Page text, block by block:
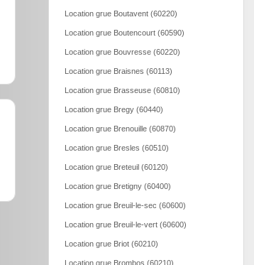
Location grue Boutavent (60220)
Location grue Boutencourt (60590)
Location grue Bouvresse (60220)
Location grue Braisnes (60113)
Location grue Brasseuse (60810)
Location grue Bregy (60440)
Location grue Brenouille (60870)
Location grue Bresles (60510)
Location grue Breteuil (60120)
Location grue Bretigny (60400)
Location grue Breuil-le-sec (60600)
Location grue Breuil-le-vert (60600)
Location grue Briot (60210)
Location grue Brombos (60210)